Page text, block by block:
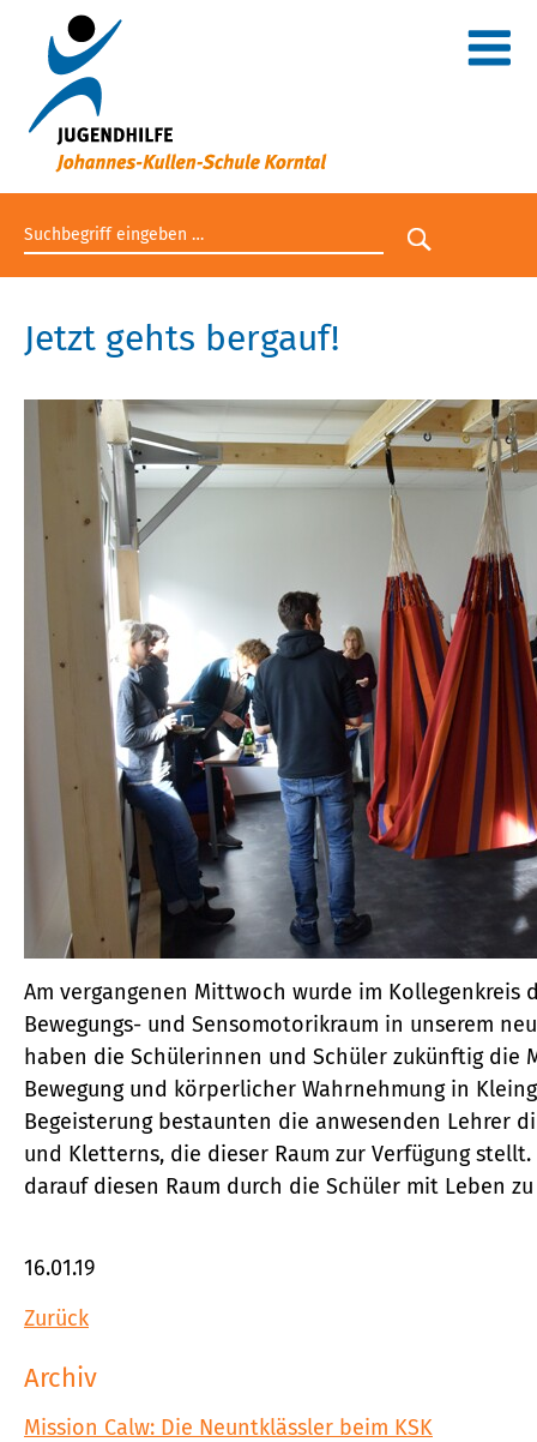
Suchbegriff eingeben
Suche
Jetzt gehts bergauf!
Am vergangenen Mittwoch wurde im Kollegenkreis
Bewegungs- und Sensomotorikraum in unserem
haben die Schülerinnen und Schüler zukünftig die
Bewegung und körperlicher Wahrnehmung in
Begeisterung bestaunten die anwesenden Lehrer
und Kletterns, die dieser Raum zur Verfügung
darauf diesen Raum durch die Schüler mit Leben
16.01.19
Zurück
Archiv
Mission Calw: Die Neuntklässler beim KSK